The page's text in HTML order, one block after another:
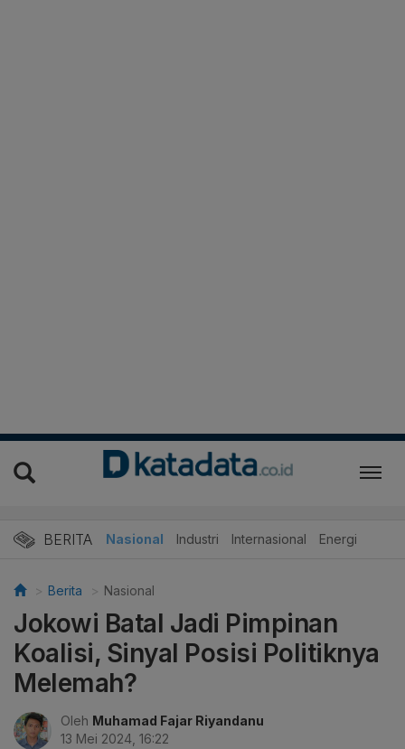
BERITA Nasional Industri Internasional Energi
Berita Nasional
Jokowi Batal Jadi Pimpinan
Koalisi, Sinyal Posisi Politiknya
Melemah?
Oleh Muhamad Fajar Riyandanu
13 Mei 2024, 16:22